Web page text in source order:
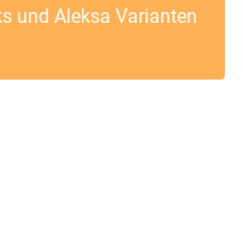
und Aleksa Varianten